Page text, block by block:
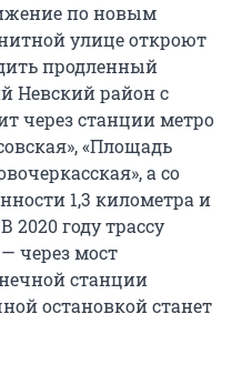
по новым
улице откроют
продленный
Невский район с
через станции метро
«Площадь
а со
1,3 километра и
2020 году трассу
через мост
станции
остановкой станет